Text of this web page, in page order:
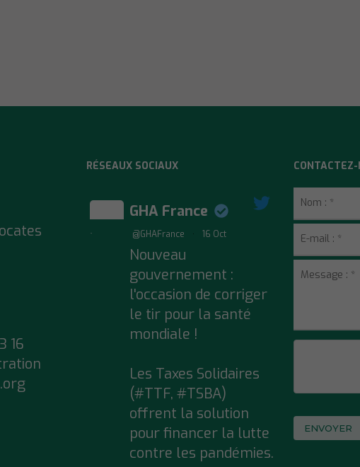
16
RÉSEAUX SOCIAUX
;
GHA France
@GHAFrance · 16 Oct
Nouveau
gouvernement :
l'occasion de corriger
le tir pour la santé
mondiale !
Les Taxes Solidaires
(#TTF, #TSBA)
offrent la solution
pour financer la lutte
contre les pandémies.
CONTACTEZ-